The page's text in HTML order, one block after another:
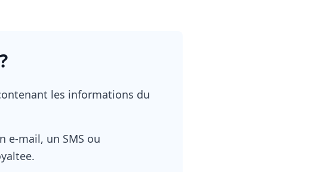
les informations du
e-mail, un SMS ou